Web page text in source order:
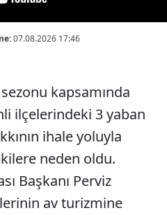
07.08.2026 17:46
kapsamında
ilçelerindeki 3 yaban
ihale yoluyla
neden oldu.
Başkanı Perviz
av turizmine